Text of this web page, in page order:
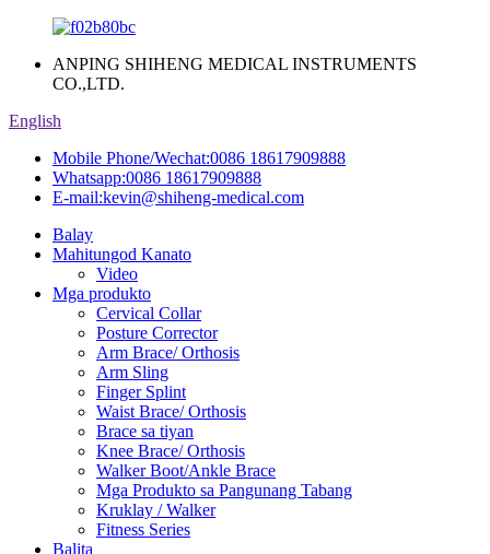
ANPING SHIHENG MEDICAL INSTRUMENTS
CO.,LTD.
English
Mobile Phone/Wechat:0086 18617909888
Whatsapp:0086 18617909888
E-mail:kevin@shiheng-medical.com
Balay
Mahitungod Kanato
Video
Mga produkto
Cervical Collar
Posture Corrector
Arm Brace/ Orthosis
Arm Sling
Finger Splint
Waist Brace/ Orthosis
Brace sa tiyan
Knee Brace/ Orthosis
Walker Boot/Ankle Brace
Mga Produkto sa Pangunang Tabang
Kruklay / Walker
Fitness Series
Balita